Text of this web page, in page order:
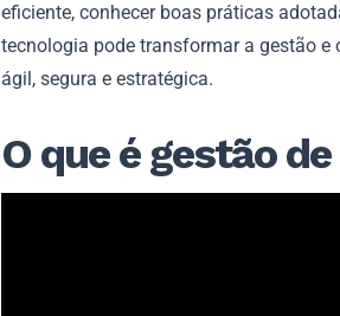
eficiente, conhecer boas práticas
tecnologia pode transformar a gestão e
ágil, segura e estratégica.
O que é gestão